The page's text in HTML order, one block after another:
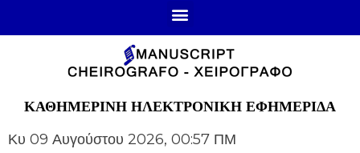
ΚΑΘΗΜΕΡΙΝΗ ΗΛΕΚΤΡΟΝΙΚΗ ΕΦΗΜΕΡΙΔΑ
Κυ 09 Αυγούστου 2026, 00:57 ΠΜ